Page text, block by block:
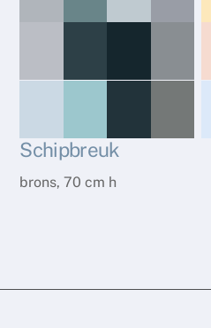
Schipbreuk
brons, 70 cm h